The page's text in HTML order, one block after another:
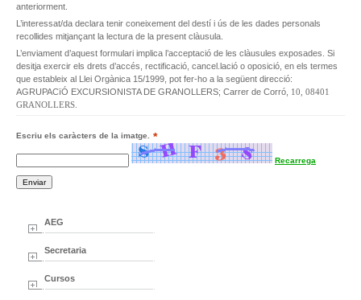
AEG
Secretaria
Cursos
anteriorment.
L’interessat/da declara tenir coneixement del destí i ús de les dades personals
recollides mitjançant la lectura de la present clàusula.
L’enviament d’aquest formulari implica l’acceptació de les clàusules exposades. Si
desitja exercir els drets d’accés, rectificació, cancel.lació o oposició, en els termes
que estableix al Llei Orgànica 15/1999, pot fer-ho a la següent direcció:
AGRUPACïÓ EXCURSIONISTA DE GRANOLLERS; Carrer de Corró, 10, 08401
GRANOLLERS.
Escriu els caràcters de la imatge. *
Recarrega